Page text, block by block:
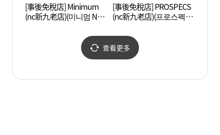
[事後免稅店] Minimum
(nc新九老店)(미니멈 NC
[事後免稅店] PROSPECS
(nc新九老店)(프로스펙스
查看更多